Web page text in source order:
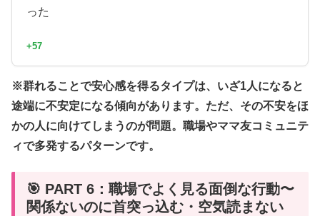
った
+57
※群れることで安心感を得るタイプは、いざ1人になると
途端に不安定になる傾向があります。ただ、その不安をほ
かの人に向けてしまうのが問題。職場やママ友コミュニテ
ィで多発するパターンです。
🎯 PART 6：職場でよく見る面倒な行動〜
関係ないのに首突っ込む・空気読まない